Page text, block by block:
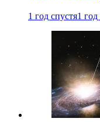
1 год спустя1 год